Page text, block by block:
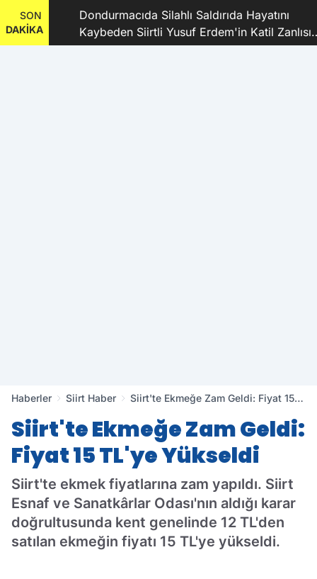
SON
DAKİKA
Dondurmacıda Silahlı Saldırıda Hayatını
Kaybeden Siirtli Yusuf Erdem'in Katil Zanlısı
ve 9 Şüpheli Tutuklandı
Haberler Siirt Haber
Siirt'te Ekmeğe Zam Geldi: Fiyat 15
Siirt'te Ekmeğe Zam Geldi:
Fiyat 15 TL'ye Yükseldi
Siirt'te ekmek fiyatlarına zam yapıldı. Siirt
Esnaf ve Sanatkârlar Odası'nın aldığı karar
doğrultusunda kent genelinde 12 TL'den
satılan ekmeğin fiyatı 15 TL'ye yükseldi.